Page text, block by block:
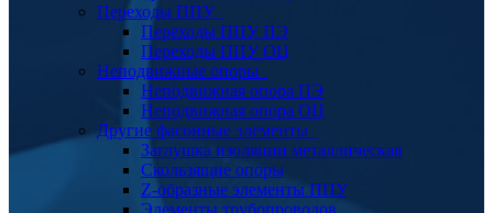
Переходы ППУ
Переходы ППУ ПЭ
Переходы ППУ ОЦ
Неподвижные опоры
Неподвижная опора ПЭ
Неподвижная опора ОЦ
Другие фасонные элементы
Заглушка изоляции металлическая
Скользящие опоры
Z-образные элементы ППУ
Элементы трубопроводов